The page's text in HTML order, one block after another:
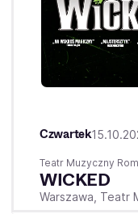
Czwartek
Teatr Muzyczny
WICKED
Warszawa, Teatr